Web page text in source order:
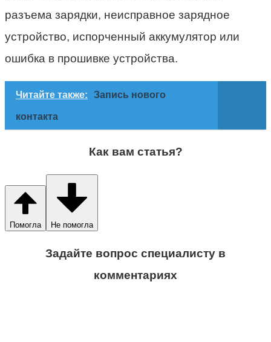
разъема зарядки, неисправное зарядное
устройство, испорченный аккумулятор или
ошибка в прошивке устройства.
Читайте также: Запись нового
контакта
Как вам статья?
Помогла Не помогла
Задайте вопрос специалисту в
комментариях